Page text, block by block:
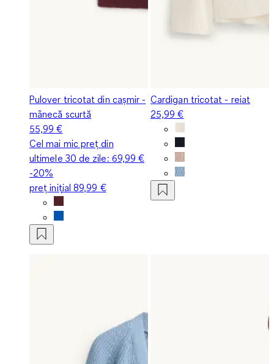
Pulover tricotat din cașmir -
mânecă scurtă
55,99 €
Cel mai mic preț din
ultimele 30 de zile: 69,99 €
-20%
preț inițial89,99 €
Cardigan tricotat - reiat
25,99 €